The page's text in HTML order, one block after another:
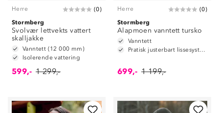
Herre (0)
Stormberg
Svolvær lettvekts vattert
skalljakke
Vanntett (12 000 mm)
Isolerende vattering
599,- 1 299,-
Herre (0)
Stormberg
Alapmoen vanntett tursko
Vanntett
Pratisk justerbart lissesystem
699,- 1 199,-